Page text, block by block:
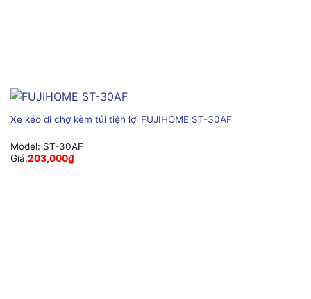
Xe kéo đi chợ kèm túi tiện lợi FUJIHOME ST-30AF
Model: ST-30AF
Giá:203,000₫